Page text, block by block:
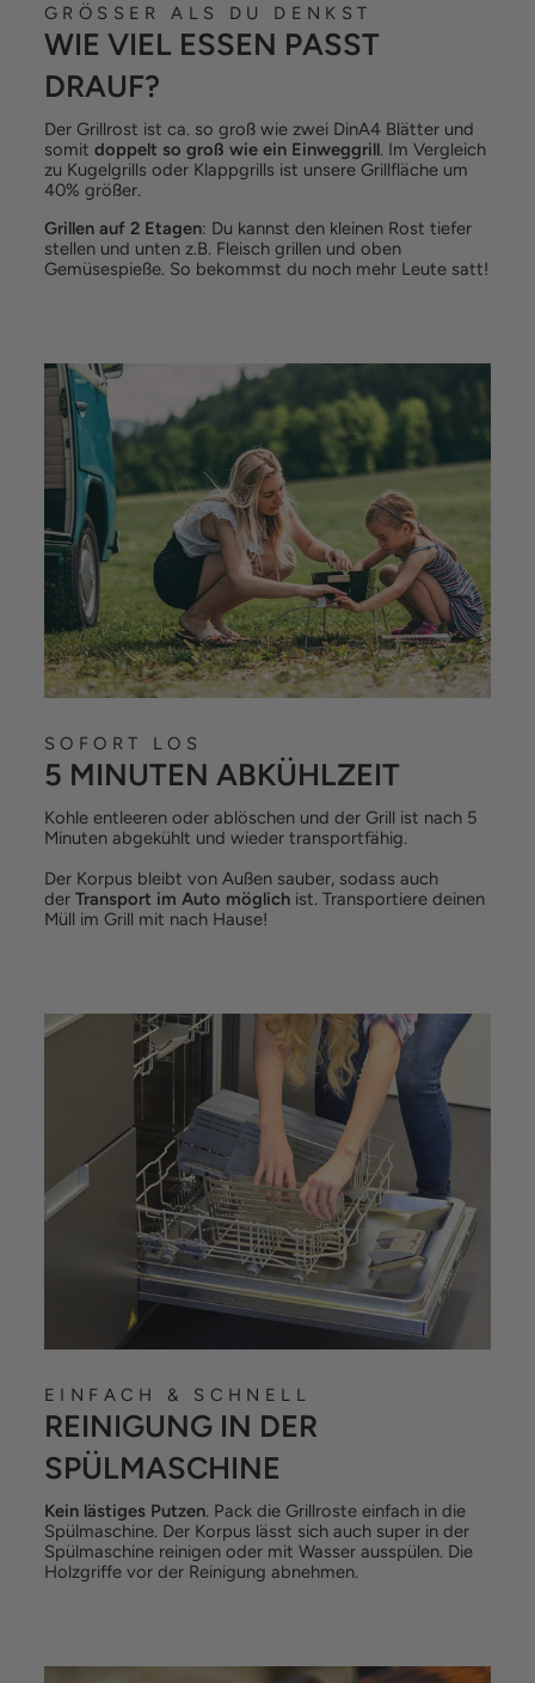
GRÖSSER ALS DU DENKST
WIE VIEL ESSEN PASST
DRAUF?
Der Grillrost ist ca. so groß wie zwei DinA4 Blätter und
somit doppelt so groß wie ein Einweggrill. Im Vergleich
zu Kugelgrills oder Klappgrills ist unsere Grillfläche um
40% größer.
Grillen auf 2 Etagen: Du kannst den kleinen Rost tiefer
stellen und unten z.B. Fleisch grillen und oben
Gemüsespieße. So bekommst du noch mehr Leute satt!
SOFORT LOS
5 MINUTEN ABKÜHLZEIT
Kohle entleeren oder ablöschen und der Grill ist nach 5
Minuten abgekühlt und wieder transportfähig.
Der Korpus bleibt von Außen sauber, sodass auch
der Transport im Auto möglich ist. Transportiere deinen
Müll im Grill mit nach Hause!
EINFACH & SCHNELL
REINIGUNG IN DER
SPÜLMASCHINE
Kein lästiges Putzen. Pack die Grillroste einfach in die
Spülmaschine. Der Korpus lässt sich auch super in der
Spülmaschine reinigen oder mit Wasser ausspülen. Die
Holzgriffe vor der Reinigung abnehmen.